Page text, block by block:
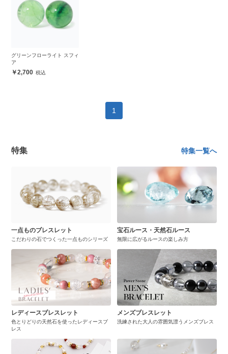
グリーンフローライト スフィ
ア
2,700
1
特集 特集一覧へ
一点ものブレスレット
こだわりの石でつくった一点ものシリーズ
宝石ルース・天然石ルース
無限に広がるルースの楽しみ方
レディースブレスレット
色とりどりの天然石を使ったレディースブ
レス
メンズブレスレット
洗練された大人の雰囲気漂うメンズブレス